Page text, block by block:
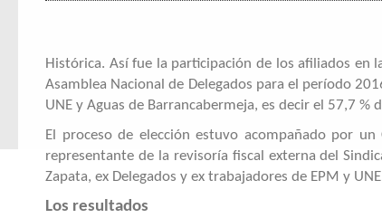
Histórica. Así fue la participación de los afiliados en
Asamblea Nacional de Delegados para el período
UNE y Aguas de Barrancabermeja, es decir el 57,7 %
El proceso de elección estuvo acompañado por
representante de la revisoría fiscal externa del
Zapata, ex Delegados y ex trabajadores de EPM y
Los resultados